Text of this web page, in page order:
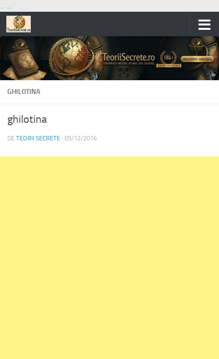
... ...
Skip to content
GHILOTINA
ghilotina
DE TEORII SECRETE · 05/12/2016